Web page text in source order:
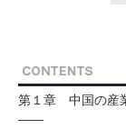
第１章 中国の産
――